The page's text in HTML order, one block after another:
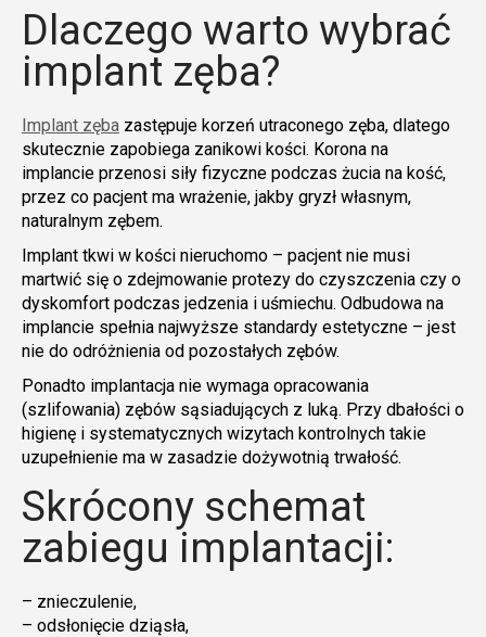
Dlaczego warto wybrać
implant zęba?
Implant zęba zastępuje korzeń utraconego zęba, dlatego
skutecznie zapobiega zanikowi kości. Korona na
implancie przenosi siły fizyczne podczas żucia na kość,
przez co pacjent ma wrażenie, jakby gryzł własnym,
naturalnym zębem.
Implant tkwi w kości nieruchomo – pacjent nie musi
martwić się o zdejmowanie protezy do czyszczenia czy o
dyskomfort podczas jedzenia i uśmiechu. Odbudowa na
implancie spełnia najwyższe standardy estetyczne – jest
nie do odróżnienia od pozostałych zębów.
Ponadto implantacja nie wymaga opracowania
(szlifowania) zębów sąsiadujących z luką. Przy dbałości o
higienę i systematycznych wizytach kontrolnych takie
uzupełnienie ma w zasadzie dożywotnią trwałość.
Skrócony schemat
zabiegu implantacji:
– znieczulenie,
– odsłonięcie dziąsła,